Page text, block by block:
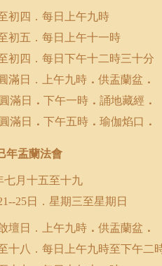
初四．每日上午九時
初五．每日上午十一時
初四．每日下午十二時三十分
滿日．上午九時 ．供盂蘭盆 ．
滿日 ． 下午一時． 誦地藏經 ．
滿日 ． 下午五時． 瑜伽焰口 ．
年盂蘭法會
七月十五至十九
25日．星期三至星期日
壇日．上午九時 ．供盂蘭盆 ．
十八．每日上午九時至下午二